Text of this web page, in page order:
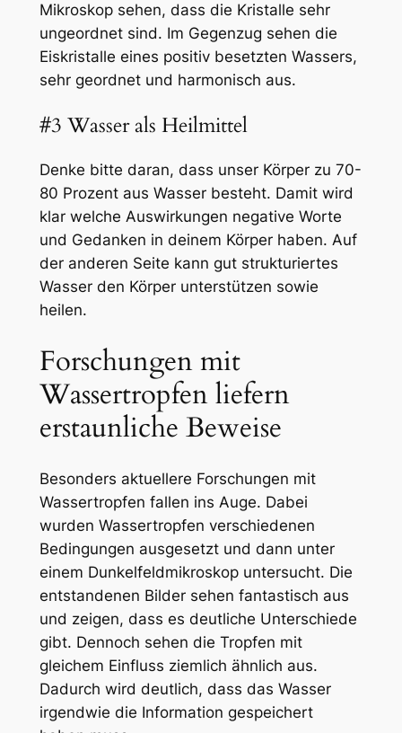
Mikroskop sehen, dass die Kristalle sehr
ungeordnet sind. Im Gegenzug sehen die
Eiskristalle eines positiv besetzten Wassers,
sehr geordnet und harmonisch aus.
#3 Wasser als Heilmittel
Denke bitte daran, dass unser Körper zu 70-
80 Prozent aus Wasser besteht. Damit wird
klar welche Auswirkungen negative Worte
und Gedanken in deinem Körper haben. Auf
der anderen Seite kann gut strukturiertes
Wasser den Körper unterstützen sowie
heilen.
Forschungen mit
Wassertropfen liefern
erstaunliche Beweise
Besonders aktuellere Forschungen mit
Wassertropfen fallen ins Auge. Dabei
wurden Wassertropfen verschiedenen
Bedingungen ausgesetzt und dann unter
einem Dunkelfeldmikroskop untersucht. Die
entstandenen Bilder sehen fantastisch aus
und zeigen, dass es deutliche Unterschiede
gibt. Dennoch sehen die Tropfen mit
gleichem Einfluss ziemlich ähnlich aus.
Dadurch wird deutlich, dass das Wasser
irgendwie die Information gespeichert